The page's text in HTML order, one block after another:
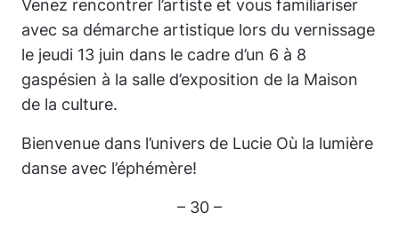
Venez rencontrer l’artiste et vous familiariser
avec sa démarche artistique lors du vernissage
le jeudi 13 juin dans le cadre d’un 6 à 8
gaspésien à la salle d’exposition de la Maison
de la culture.
Bienvenue dans l’univers de Lucie Où la lumière
danse avec l’éphémère!
– 30 –